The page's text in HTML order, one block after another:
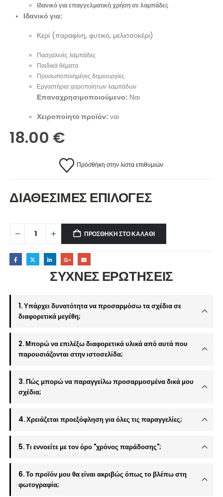
Ιδανικό για επαγγελματική χρήση σε λαμπάδες
Ιδανικό για:
Κερί (παραφίνη, φυτικό, μελισσοκέρι)
Πασχαλινές λαμπάδες
Παιδικά θέματα
Προσωποποιημένες δημιουργίες
Εργαστήρια χειροποίητων λαμπάδων
Επαναχρησιμοποιούμενο:Ναι
Χειροποίητο προϊόν:ναι
18.00 €
Πρόσθήκη στην λίστα επιθυμιών
ΔΙΑΘΕΣΙΜΕΣ ΕΠΙΛΟΓΕΣ
ΠΡΟΣΘΉΚΗ ΣΤΟ ΚΑΛΆΘΙ
ΣΥΧΝΕΣ ΕΡΩΤΗΣΕΙΣ
1. Υπάρχει δυνατότητα να προσαρμόσω τα σχέδια σε
διαφορετικά μεγέθη;
2. Μπορώ να επιλέξω διαφορετικά υλικά από αυτά που
παρουσιάζονται στην ιστοσελίδα;
3. Πώς μπορώ να παραγγείλω προσαρμοσμένα δικά μου
σχέδια;
4. Χρειάζεται προεξόφληση για όλες τις παραγγελίες;
5. Τι εννοείτε με τον όρο "χρόνος παράδοσης";
6. Το προϊόν μου θα είναι ακριβώς όπως το βλέπω στη
φωτογραφία;